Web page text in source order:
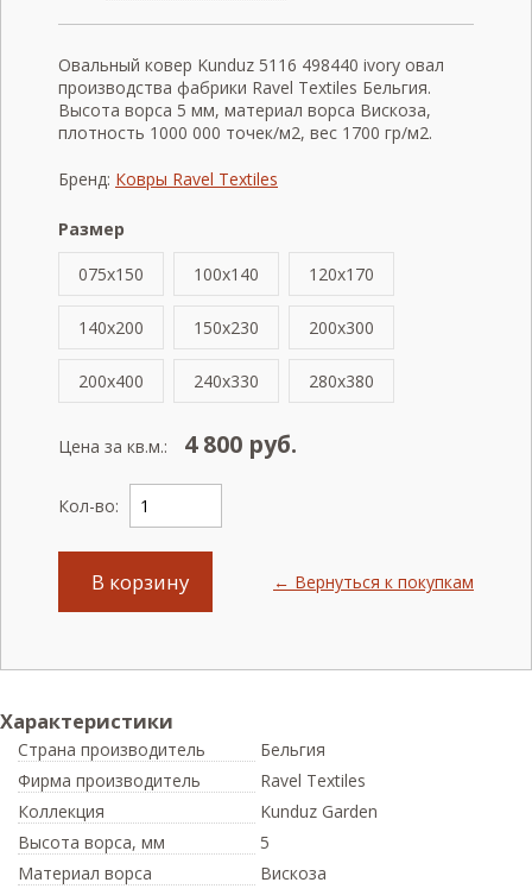
Овальный ковер Kunduz 5116 498440 ivory овал
производства фабрики Ravel Textiles Бельгия.
Высота ворса 5 мм, материал ворса Вискоза,
плотность 1000 000 точек/м2, вес 1700 гр/м2.
Бренд: Ковры Ravel Textiles
Размер
075x150
100x140 120x170
140x200 150x230 200x300
200x400 240x330 280x380
Цена за кв.м.: 4 800 руб.
Кол-во:
В корзину ← Вернуться к покупкам
Характеристики
Страна производитель
Бельгия
Фирма производитель
Ravel Textiles
Коллекция
Kunduz Garden
Высота ворса, мм
5
Материал ворса
Вискоза